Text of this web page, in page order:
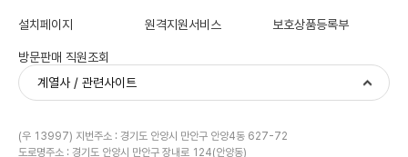
설치페이지 원격지원서비스 보호상품등록부
방문판매 직원조회
계열사 / 관련사이트
(우 13997) 지번주소 : 경기도 안양시 만안구 안양4동 627-72
도로명주소 : 경기도 안양시 만안구 장내로 124(안양동)